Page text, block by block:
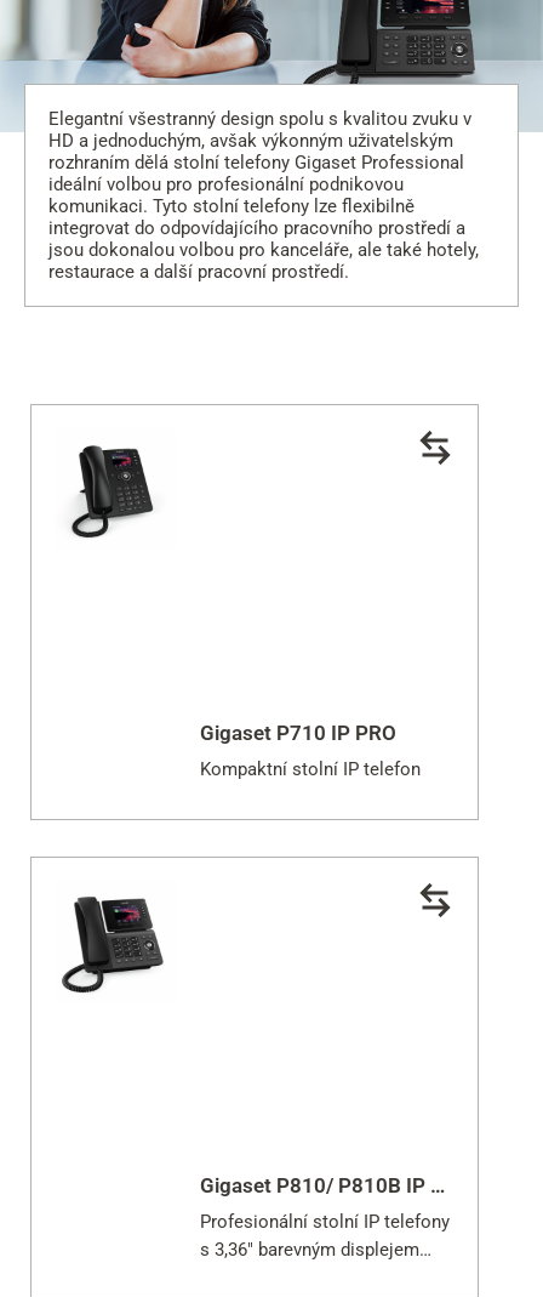
Elegantní všestranný design spolu s kvalitou zvuku v
HD a jednoduchým, avšak výkonným uživatelským
rozhraním dělá stolní telefony Gigaset Professional
ideální volbou pro profesionální podnikovou
komunikaci. Tyto stolní telefony lze flexibilně
integrovat do odpovídajícího pracovního prostředí a
jsou dokonalou volbou pro kanceláře, ale také hotely,
restaurace a další pracovní prostředí.
Gigaset P710 IP PRO
Kompaktní stolní IP telefon
Gigaset P810/ P810B IP PRO
Profesionální stolní IP telefony
s 3,36" barevným displejem